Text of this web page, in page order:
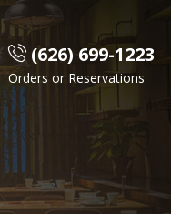
(626) 699-1223
Orders or Reservations